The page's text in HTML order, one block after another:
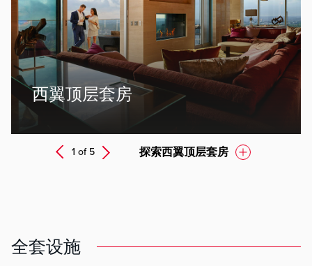
西翼顶层套房
1 of 5 Next 探索西翼顶层套房
全套设施